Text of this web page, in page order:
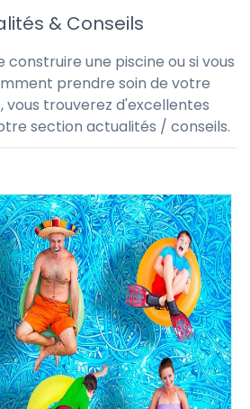
& Conseils
construire une piscine ou si vous
prendre soin de votre
vous trouverez d'excellentes
section actualités / conseils.